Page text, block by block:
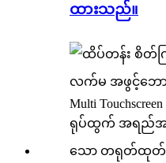
ထားသည်။